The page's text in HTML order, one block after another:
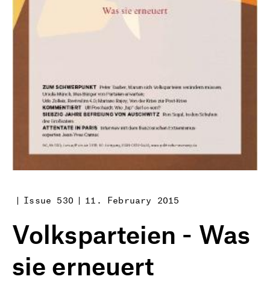
11. February 2015
Issue 530
Volksparteien - Was
sie erneuert